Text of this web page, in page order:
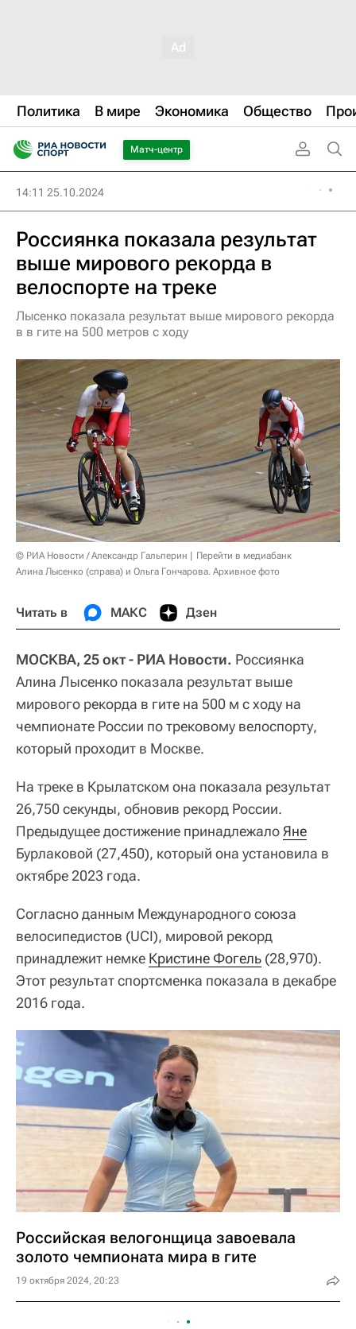
Политика В мире Экономика Общество
Матч-центр
14:11 25.10.2024
Россиянка показала результат
выше мирового рекорда в
велоспорте на треке
Лысенко показала результат выше мирового рекорда
в в гите на 500 метров с ходу
© РИА Новости / Александр Гальперин
Перейти в медиабанк
Алина Лысенко (справа) и Ольга Гончарова. Архивное фото
Читать в МАКС Дзен
МОСКВА, 25 окт - РИА Новости. Россиянка
Алина Лысенко показала результат выше
мирового рекорда в гите на 500 м с ходу на
чемпионате России по трековому велоспорту,
который проходит в Москве.
На треке в Крылатском она показала результат
26,750 секунды, обновив рекорд России.
Предыдущее достижение принадлежало Яне
Бурлаковой (27,450), который она установила в
октябре 2023 года.
Согласно данным Международного союза
велосипедистов (UCI), мировой рекорд
принадлежит немке Кристине Фогель (28,970).
Этот результат спортсменка показала в декабре
2016 года.
Российская велогонщица завоевала
золото чемпионата мира в гите
19 октября 2024, 20:23